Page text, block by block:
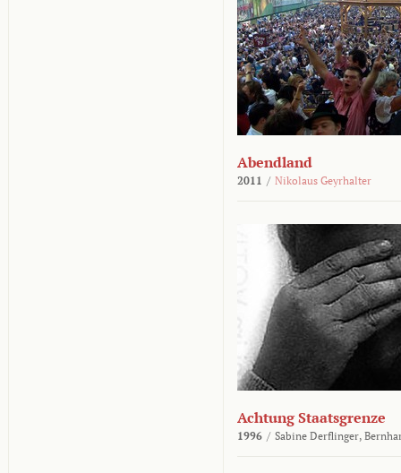
Abendland
2011 / Nikolaus Geyrhalter
Achtung Staatsgrenze
1996 / Sabine Derflinger,